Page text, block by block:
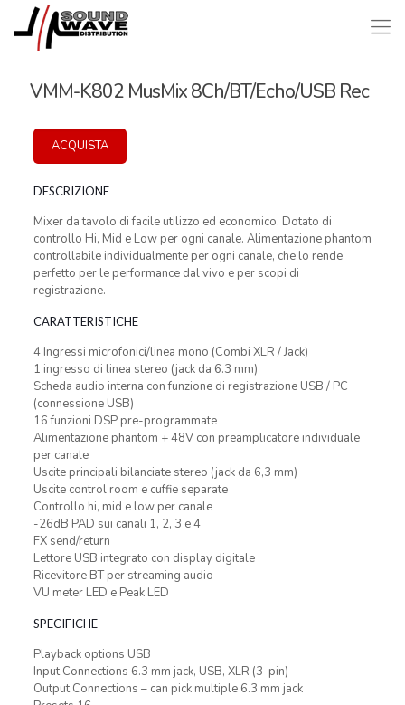
VMM-K802 MusMix 8Ch/BT/Echo/USB Rec
ACQUISTA
DESCRIZIONE
Mixer da tavolo di facile utilizzo ed economico. Dotato di
controllo Hi, Mid e Low per ogni canale. Alimentazione phantom
controllabile individualmente per ogni canale, che lo rende
perfetto per le performance dal vivo e per scopi di
registrazione.
CARATTERISTICHE
4 Ingressi microfonici/linea mono (Combi XLR / Jack)
1 ingresso di linea stereo (jack da 6.3 mm)
Scheda audio interna con funzione di registrazione USB / PC
(connessione USB)
16 funzioni DSP pre-programmate
Alimentazione phantom + 48V con preamplicatore individuale
per canale
Uscite principali bilanciate stereo (jack da 6,3 mm)
Uscite control room e cuffie separate
Controllo hi, mid e low per canale
-26dB PAD sui canali 1, 2, 3 e 4
FX send/return
Lettore USB integrato con display digitale
Ricevitore BT per streaming audio
VU meter LED e Peak LED
SPECIFICHE
Playback options USB
Input Connections 6.3 mm jack, USB, XLR (3-pin)
Output Connections – can pick multiple 6.3 mm jack